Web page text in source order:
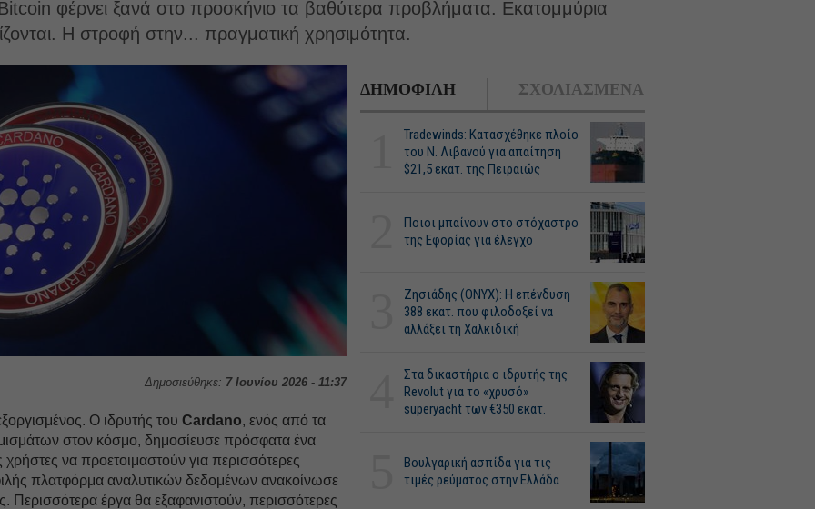
φέρνει ξανά στο προσκήνιο τα βαθύτερα προβλήματα. Εκατομμύρια
Η στροφή στην... πραγματική χρησιμότητα.
Δημοσιεύθηκε: 7 Ιουνίου 2026 - 11:37
Ο ιδρυτής τουCardano, ενός από τα
στον κόσμο, δημοσίευσε πρόσφατα ένα
χρήστες να προετοιμαστούν για περισσότερες
πλατφόρμα αναλυτικών δεδομένων ανακοίνωσε
Περισσότερα έργα θα εξαφανιστούν, περισσότερες
ΔΗΜΟΦΙΛΗ ΣΧΟΛΙΑΣΜΕΝΑ
Tradewinds: Κατασχέθηκε πλοίο
του Ν. Λιβανού για απαίτηση
$21,5 εκατ. της Πειραιώς
Ποιοι μπαίνουν στο στόχαστρο
της Εφορίας για έλεγχο
Ζησιάδης (ONYX): Η επένδυση
388 εκατ. που φιλοδοξεί να
αλλάξει τη Χαλκιδική
Στα δικαστήρια ο ιδρυτής της
Revolut για το «χρυσό»
superyacht των €350 εκατ.
Βουλγαρική ασπίδα για τις
τιμές ρεύματος στην Ελλάδα